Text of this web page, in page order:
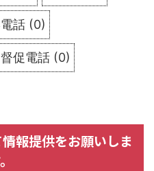
話 (0)
督促電話 (0)
報提供をお願いしま